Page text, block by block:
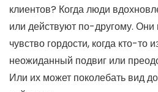
клиентов? Когда люди
или действуют по-другому. Они
чувство гордости, когда кто-то
неожиданный подвиг или
Или их может поколебать вид